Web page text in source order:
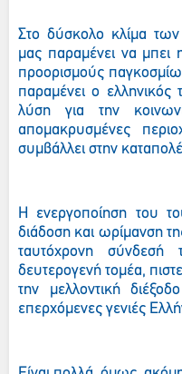
Στο δύσκολο κλίμα
μας παραμένει να μπει
προορισμούς
παραμένει ο ελληνικός
λύση για την
απομακρυσμένες
συμβάλλει στην
Η ενεργοποίηση του
διάδοση και ωρίμανση
ταυτόχρονη
δευτερογενή τομέα,
την μελλοντική
επερχόμενες γενιές